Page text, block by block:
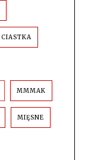
CIASTKA
MMMAK
MIĘSNE